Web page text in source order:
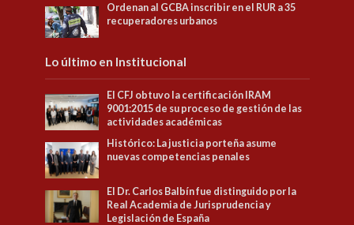
Ordenan al GCBA inscribir en el RUR a 35
recuperadores urbanos
Lo último en Institucional
El CFJ obtuvo la certificación IRAM
9001:2015 de su proceso de gestión de las
actividades académicas
Histórico: La justicia porteña asume
nuevas competencias penales
El Dr. Carlos Balbín fue distinguido por la
Real Academia de Jurisprudencia y
Legislación de España